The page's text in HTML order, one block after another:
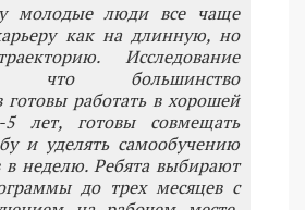
молодые люди все чаще
как на длинную, но
Исследование
что большинство
готовы работать в хорошей
лет, готовы совмещать
и уделять самообучению
в неделю. Ребята выбирают
до трех месяцев с